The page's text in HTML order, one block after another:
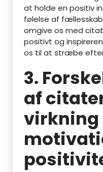
at holde en positiv
følelse af
omgive os med
positivt og
os til at stræbe
3.
af
virkning